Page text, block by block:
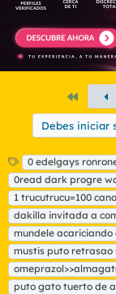
Debes iniciar
E
t
i
q
u
e
t
a
s
0 edelgays
0read dark progre
1 trucutrucu=100
dakilla invitada a
mundele
mustis puto retrasao
puto gato tuerto de